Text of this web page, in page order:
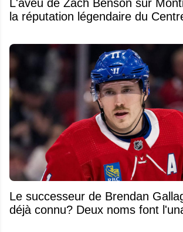
L'aveu de Zach Benson sur
la réputation légendaire du
Le successeur de Brendan
déjà connu? Deux noms font